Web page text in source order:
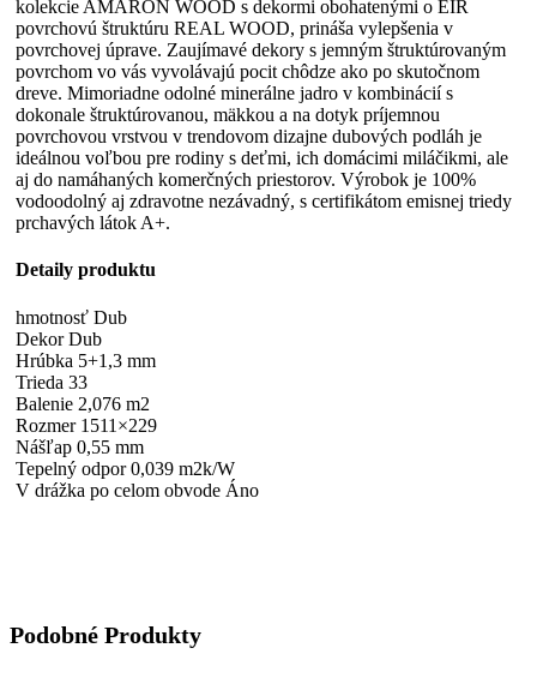
kolekcie AMARON WOOD s dekormi obohatenými o EIR
povrchovú štruktúru REAL WOOD, prináša vylepšenia v
povrchovej úprave. Zaujímavé dekory s jemným štruktúrovaným
povrchom vo vás vyvolávajú pocit chôdze ako po skutočnom
dreve. Mimoriadne odolné minerálne jadro v kombinácií s
dokonale štruktúrovanou, mäkkou a na dotyk príjemnou
povrchovou vrstvou v trendovom dizajne dubových podláh je
ideálnou voľbou pre rodiny s deťmi, ich domácimi miláčikmi, ale
aj do namáhaných komerčných priestorov. Výrobok je 100%
vodoodolný aj zdravotne nezávadný, s certifikátom emisnej triedy
prchavých látok A+.
Detaily produktu
hmotnosť Dub
Dekor Dub
Hrúbka 5+1,3 mm
Trieda 33
Balenie 2,076 m2
Rozmer 1511×229
Nášľap 0,55 mm
Tepelný odpor 0,039 m2k/W
V drážka po celom obvode Áno
Podobné Produkty